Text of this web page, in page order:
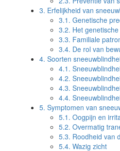
3. Erfelijkheid van
3.1. Genetische
3.2. Het
3.3. Familiale
3.4. De rol van
4. Soorten
4.1.
4.2.
4.3.
4.4.
5. Symptomen van
5.1. Oogpijn en
5.2. Overmatig
5.3. Roodheid van
5.4. Wazig zicht